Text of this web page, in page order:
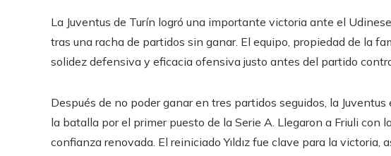
La Juventus de Turín logró una importante victoria ante el
tras una racha de partidos sin ganar. El equipo, propiedad de la
solidez defensiva y eficacia ofensiva justo antes del partido
Después de no poder ganar en tres partidos seguidos, la
la batalla por el primer puesto de la Serie A. Llegaron a Friuli con
confianza renovada. El reiniciado Yıldız fue clave para la victoria,